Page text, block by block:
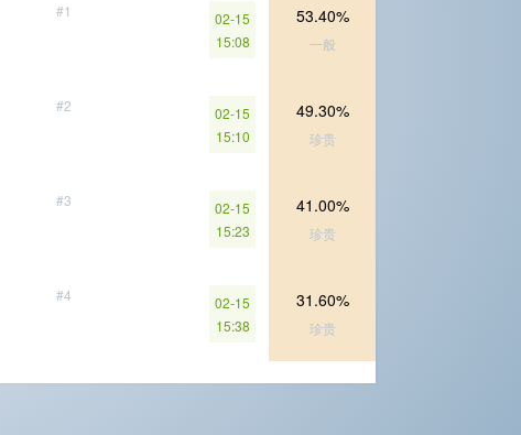
#1
02-15
15:08
53.40%
一般
#2
02-15
15:10
49.30%
珍贵
#3
02-15
15:23
41.00%
珍贵
#4
02-15
15:38
31.60%
珍贵